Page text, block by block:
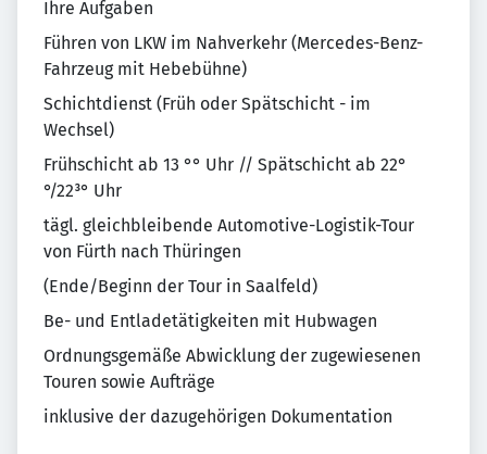
Ihre Aufgaben
Führen von LKW im Nahverkehr (Mercedes-Benz-
Fahrzeug mit Hebebühne)
Schichtdienst (Früh oder Spätschicht - im
Wechsel)
Frühschicht ab 13 °° Uhr // Spätschicht ab 22°
°/22³° Uhr
tägl. gleichbleibende Automotive-Logistik-Tour
von Fürth nach Thüringen
(Ende/Beginn der Tour in Saalfeld)
Be- und Entladetätigkeiten mit Hubwagen
Ordnungsgemäße Abwicklung der zugewiesenen
Touren sowie Aufträge
inklusive der dazugehörigen Dokumentation